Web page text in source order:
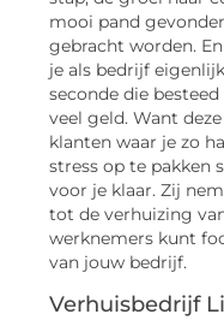
mooi pand
gebracht worden.
je als bedrijf
seconde die
veel geld. Want
klanten waar je zo
stress op te pakken
voor je klaar. Zij
tot de verhuizing
werknemers kunt
van jouw bedrijf.
Verhuisbedrijf